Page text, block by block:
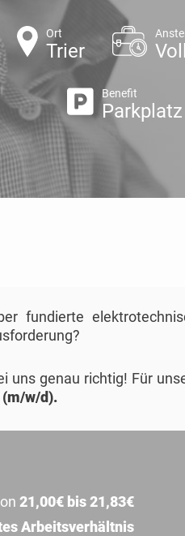
Ort
Trier
Benefit
Parkplatz
fundierte
uns genau richtig! Für
w/d).
21,00€ bis 21,83€
Arbeitsverhältnis